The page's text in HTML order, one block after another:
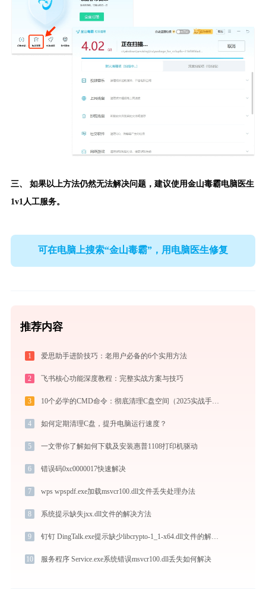
三、 如果以上方法仍然无法解决问题，建议使用金山毒霸电脑医生
1v1人工服务。
可在电脑上搜索“金山毒霸”，用电脑医生修复
推荐内容
1 爱思助手进阶技巧：老用户必备的6个实用方法
2 飞书核心功能深度教程：完整实战方案与技巧
3 10个必学的CMD命令：彻底清理C盘空间（2025实战手册）
4 如何定期清理C盘，提升电脑运行速度？
5 一文带你了解如何下载及安装惠普1108打印机驱动
6 错误码0xc0000017快速解决
7 wps wpspdf.exe加载msvcr100.dll文件丢失处理办法
8 系统提示缺失jxx.dll文件的解决方法
9 钉钉 DingTalk.exe提示缺少libcrypto-1_1-x64.dll文件的解决办法
10 服务程序 Service.exe系统错误msvcr100.dll丢失如何解决